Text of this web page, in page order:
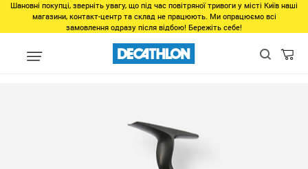
Шановні покупці, зверніть увагу, що під час повітряної тривоги у місті Київ наші
магазини, контакт-центр та склад не працюють. Ми опрацюємо всі
замовлення одразу після відбою! Бережіть себе!
Популярне Товари 500-1000грн Катушка для прибойной